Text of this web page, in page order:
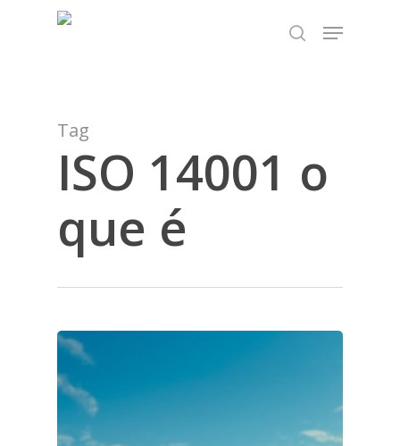
TEST89838
search
Menu
Tag
ISO 14001 o
que é